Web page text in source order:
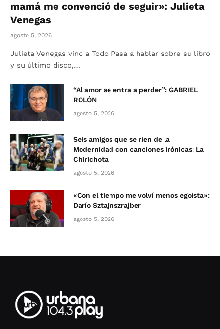
mamá me convenció de seguir»: Julieta
Venegas
agosto 5, 2026
Julieta Venegas vino a Todo Pasa a hablar sobre su libro
y su último disco,…
“Al amor se entra a perder”: GABRIEL
ROLÓN
agosto 5, 2026
Seis amigos que se ríen de la
Modernidad con canciones irónicas: La
Chirichota
agosto 5, 2026
«Con el tiempo me volví menos egoísta»:
Darío Sztajnszrajber
agosto 5, 2026